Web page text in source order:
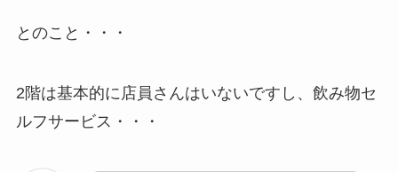
とのこと・・・
2階は基本的に店員さんはいないですし、飲み物セ
ルフサービス・・・